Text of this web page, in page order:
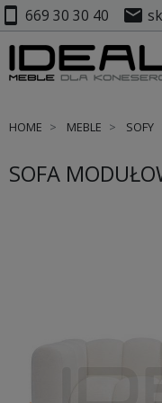
smartphone 669 30 30 40 mail
HOME MEBLE SOFY
SOFA